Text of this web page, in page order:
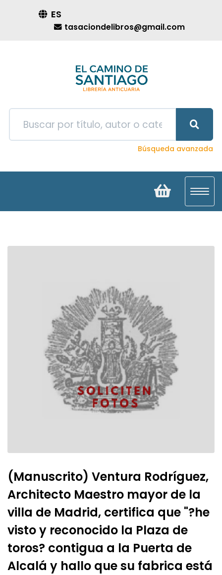
ES
tasaciondelibros@gmail.com
Búsqueda avanzada
(Manuscrito) Ventura Rodríguez,
Architecto Maestro mayor de la
villa de Madrid, certifica que "?he
visto y reconocido la Plaza de
toros? contigua a la Puerta de
Alcalá y hallo que su fabrica está